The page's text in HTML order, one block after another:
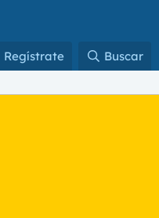
Regístrate Buscar